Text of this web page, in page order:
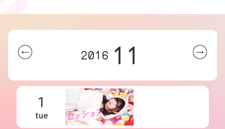
2016 11
1
tue